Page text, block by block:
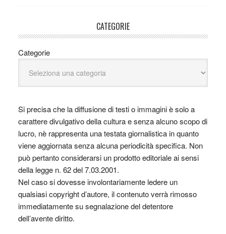
CATEGORIE
Categorie
Si precisa che la diffusione di testi o immagini è solo a
carattere divulgativo della cultura e senza alcuno scopo di
lucro, nè rappresenta una testata giornalistica in quanto
viene aggiornata senza alcuna periodicità specifica. Non
può pertanto considerarsi un prodotto editoriale ai sensi
della legge n. 62 del 7.03.2001.
Nel caso si dovesse involontariamente ledere un
qualsiasi copyright d’autore, il contenuto verrà rimosso
immediatamente su segnalazione del detentore
dell’avente diritto.